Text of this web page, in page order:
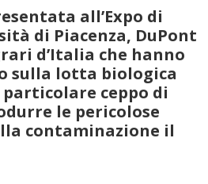
all’Expo di
di Piacenza, DuPont
d’Italia che hanno
sulla lotta biologica
particolare ceppo di
le pericolose
contaminazione il